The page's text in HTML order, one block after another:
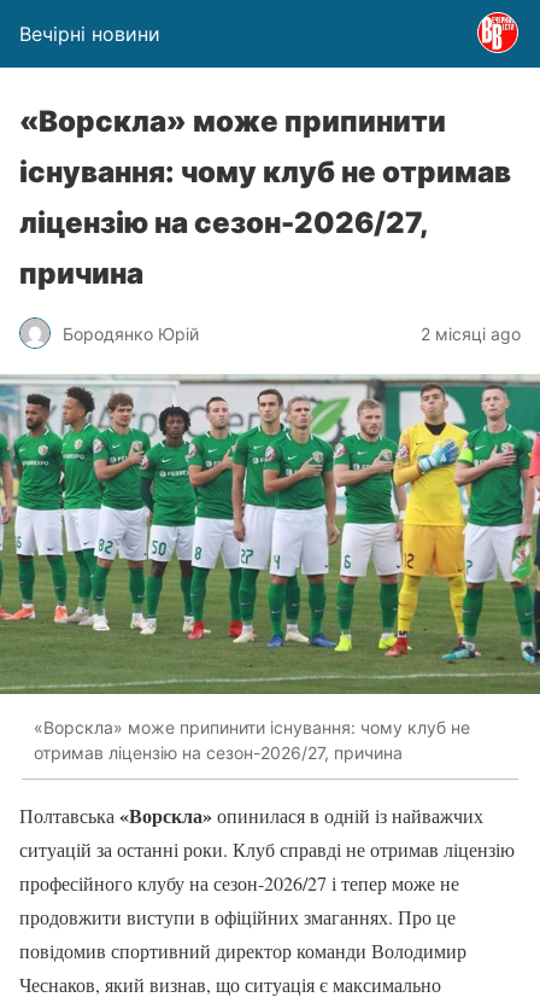
Вечірні новини
«Ворскла» може припинити
існування: чому клуб не отримав
ліцензію на сезон-2026/27,
причина
Бородянко Юрій 2 місяці ago
«Ворскла» може припинити існування: чому клуб не
отримав ліцензію на сезон-2026/27, причина
Полтавська «Ворскла»опинилася в одній із найважчих
ситуацій за останні роки. Клуб справді не отримав ліцензію
професійного клубу на сезон-2026/27 і тепер може не
продовжити виступи в офіційних змаганнях. Про це
повідомив спортивний директор команди Володимир
Чеснаков, який визнав, що ситуація є максимально